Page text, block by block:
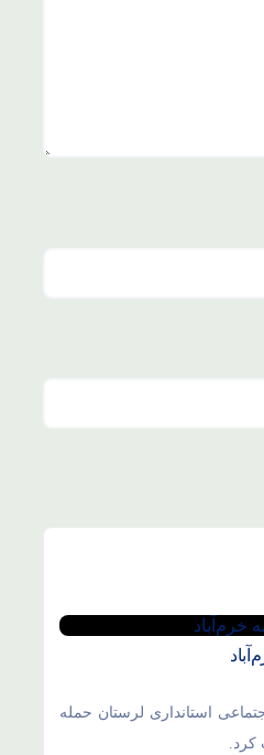
استانداری لرستان حمله
کرد.